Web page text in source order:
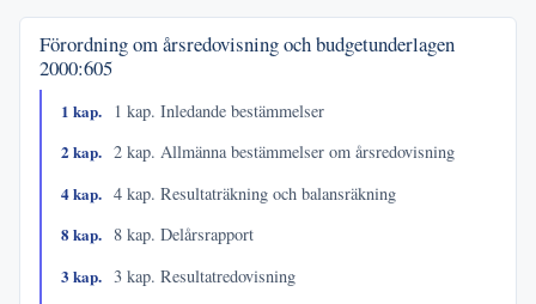
Förordning om årsredovisning och budgetunderlagen
2000:605
1 kap.
1 kap. Inledande bestämmelser
2 kap. 2 kap. Allmänna bestämmelser om årsredovisning
4 kap. 4 kap. Resultaträkning och balansräkning
8 kap. 8 kap. Delårsrapport
3 kap. 3 kap. Resultatredovisning